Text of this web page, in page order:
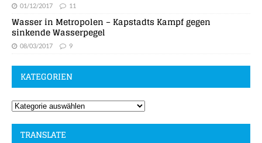
01/12/2017 11
Wasser in Metropolen – Kapstadts Kampf gegen
sinkende Wasserpegel
08/03/2017 9
KATEGORIEN
TRANSLATE